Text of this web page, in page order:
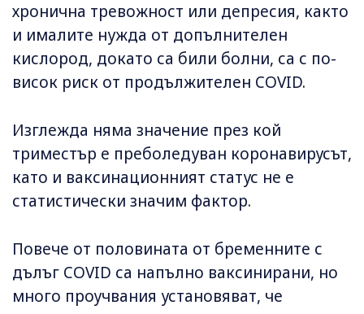
хронична тревожност или депресия, както
и ималите нужда от допълнителен
кислород, докато са били болни, са с по-
висок риск от продължителен COVID.
Изглежда няма значение през кой
триместър е преболедуван коронавирусът,
като и ваксинационният статус не е
статистически значим фактор.
Повече от половината от бременните с
дълъг COVID са напълно ваксинирани, но
много проучвания установяват, че